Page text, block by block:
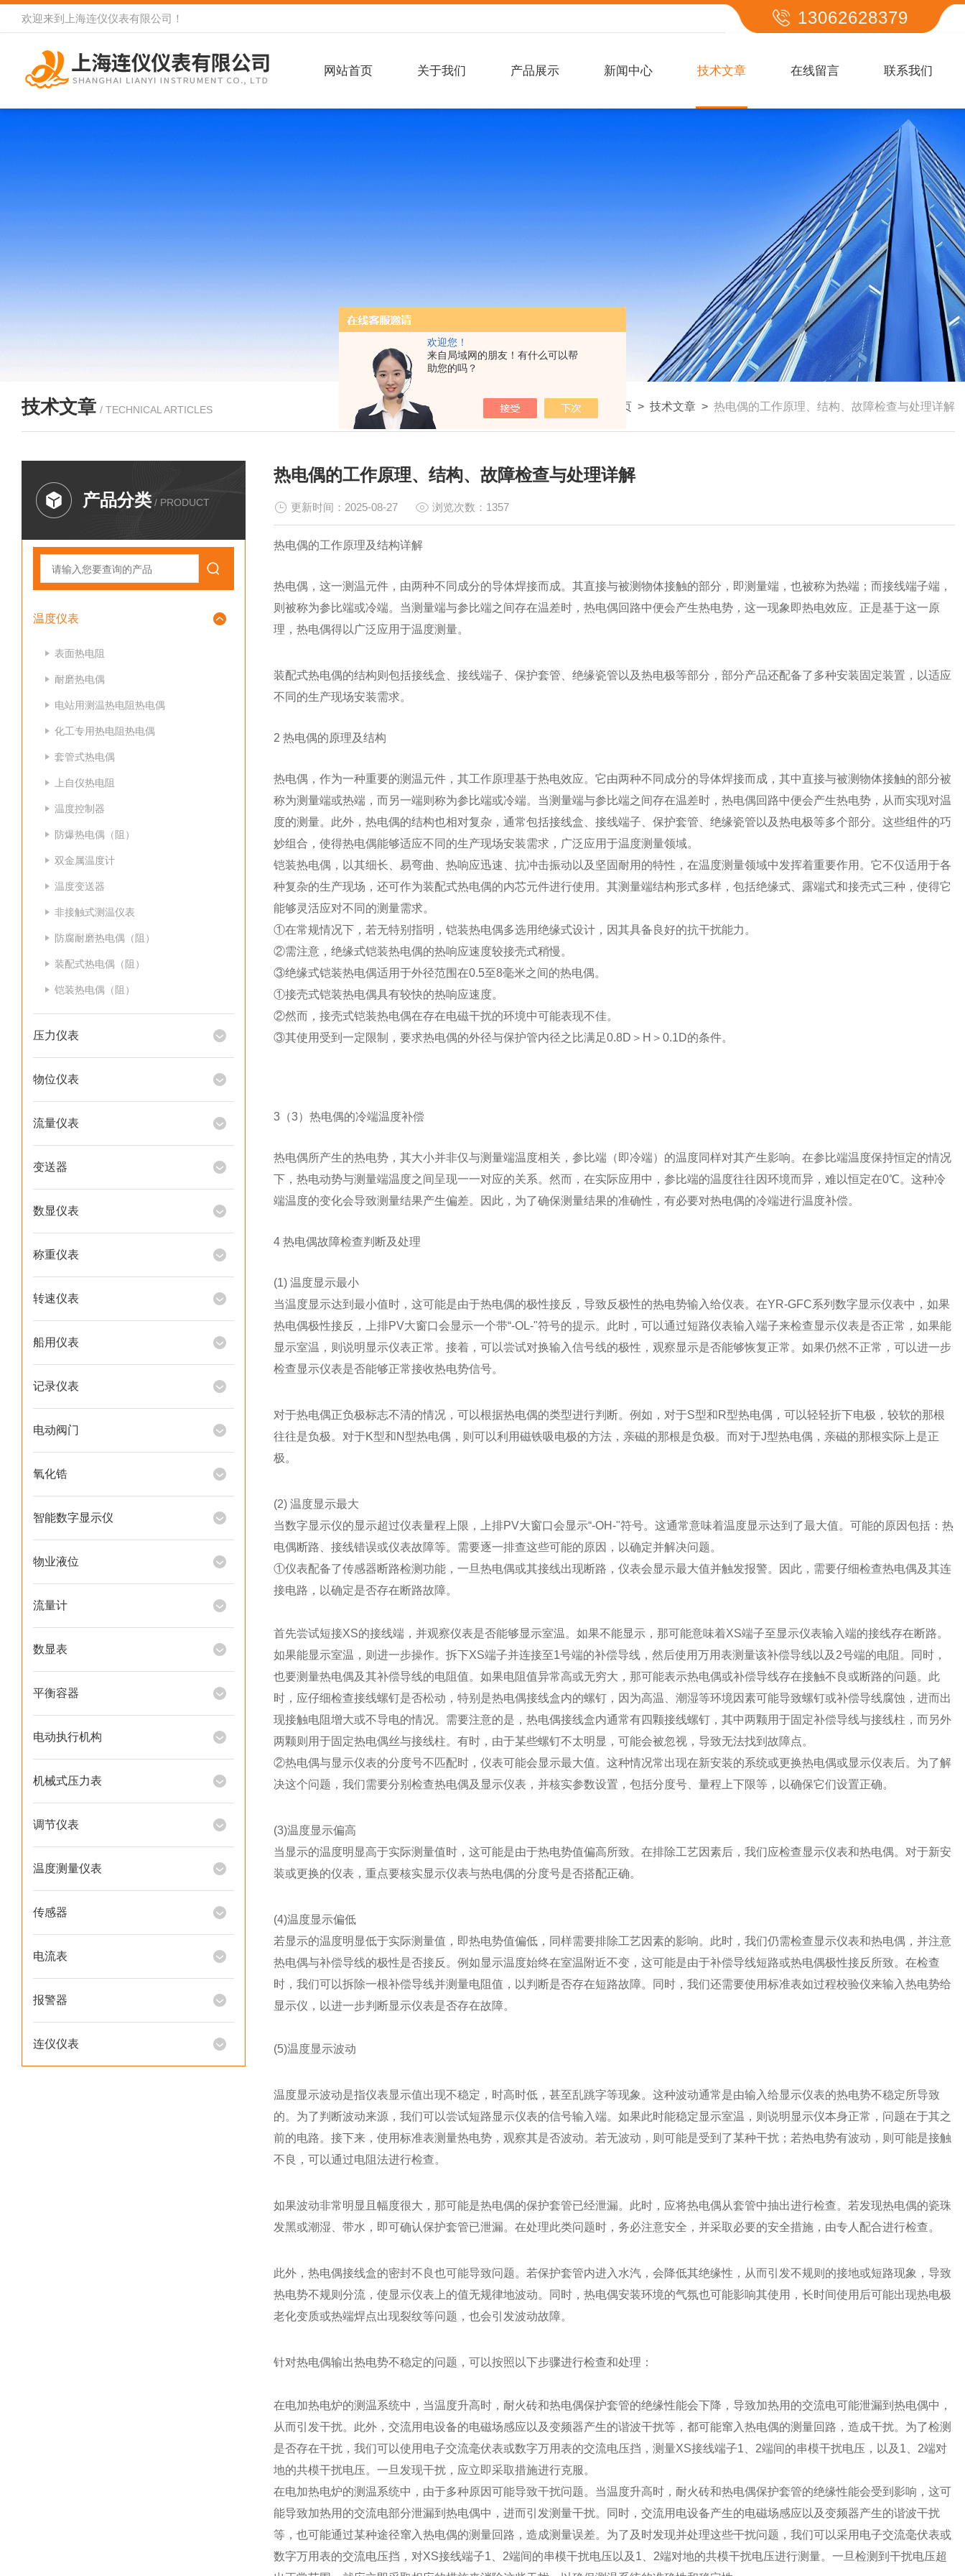
欢迎您！
来自局域网的朋友！有什么可以帮
助您的吗？
欢迎来到 上海连仪仪表有限公司 ！ 13062628379
网站首页 关于我们 产品展示 新闻中心 技术文章 在线留言 联系我们
技术文章 / TECHNICAL ARTICLES 我的位置： 首页 > 技术文章 > 热电偶的工作原理、结构、故障检查与处理详解
产品分类 / PRODUCT
温度仪表
表面热电阻
耐磨热电偶
电站用测温热电阻热电偶
化工专用热电阻热电偶
套管式热电偶
上自仪热电阻
温度控制器
防爆热电偶（阻）
双金属温度计
温度变送器
非接触式测温仪表
防腐耐磨热电偶（阻）
装配式热电偶（阻）
铠装热电偶（阻）
压力仪表
物位仪表
流量仪表
变送器
数显仪表
称重仪表
转速仪表
船用仪表
记录仪表
电动阀门
氧化锆
智能数字显示仪
物业液位
流量计
数显表
平衡容器
电动执行机构
机械式压力表
调节仪表
温度测量仪表
传感器
电流表
报警器
连仪仪表
热电偶的工作原理、结构、故障检查与处理详解
更新时间：2025-08-27 浏览次数：1357
热电偶的工作原理及结构详解
热电偶，这一测温元件，由两种不同成分的导体焊接而成。其直接与被测物体接触的部分，即测量端，也被称为热端；而接线端子端，
则被称为参比端或冷端。当测量端与参比端之间存在温差时，热电偶回路中便会产生热电势，这一现象即热电效应。正是基于这一原
理，热电偶得以广泛应用于温度测量。
装配式热电偶的结构则包括接线盒、接线端子、保护套管、绝缘瓷管以及热电极等部分，部分产品还配备了多种安装固定装置，以适应
不同的生产现场安装需求。
2 热电偶的原理及结构
热电偶，作为一种重要的测温元件，其工作原理基于热电效应。它由两种不同成分的导体焊接而成，其中直接与被测物体接触的部分被
称为测量端或热端，而另一端则称为参比端或冷端。当测量端与参比端之间存在温差时，热电偶回路中便会产生热电势，从而实现对温
度的测量。此外，热电偶的结构也相对复杂，通常包括接线盒、接线端子、保护套管、绝缘瓷管以及热电极等多个部分。这些组件的巧
妙组合，使得热电偶能够适应不同的生产现场安装需求，广泛应用于温度测量领域。
铠装热电偶，以其细长、易弯曲、热响应迅速、抗冲击振动以及坚固耐用的特性，在温度测量领域中发挥着重要作用。它不仅适用于各
种复杂的生产现场，还可作为装配式热电偶的内芯元件进行使用。其测量端结构形式多样，包括绝缘式、露端式和接壳式三种，使得它
能够灵活应对不同的测量需求。
①在常规情况下，若无特别指明，铠装热电偶多选用绝缘式设计，因其具备良好的抗干扰能力。
②需注意，绝缘式铠装热电偶的热响应速度较接壳式稍慢。
③绝缘式铠装热电偶适用于外径范围在0.5至8毫米之间的热电偶。
①接壳式铠装热电偶具有较快的热响应速度。
②然而，接壳式铠装热电偶在存在电磁干扰的环境中可能表现不佳。
③其使用受到一定限制，要求热电偶的外径与保护管内径之比满足0.8D＞H＞0.1D的条件。
3（3）热电偶的冷端温度补偿
热电偶所产生的热电势，其大小并非仅与测量端温度相关，参比端（即冷端）的温度同样对其产生影响。在参比端温度保持恒定的情况
下，热电动势与测量端温度之间呈现一一对应的关系。然而，在实际应用中，参比端的温度往往因环境而异，难以恒定在0℃。这种冷
端温度的变化会导致测量结果产生偏差。因此，为了确保测量结果的准确性，有必要对热电偶的冷端进行温度补偿。
4 热电偶故障检查判断及处理
(1) 温度显示最小
当温度显示达到最小值时，这可能是由于热电偶的极性接反，导致反极性的热电势输入给仪表。在YR-GFC系列数字显示仪表中，如果
热电偶极性接反，上排PV大窗口会显示一个带“-OL-"符号的提示。此时，可以通过短路仪表输入端子来检查显示仪表是否正常，如果能
显示室温，则说明显示仪表正常。接着，可以尝试对换输入信号线的极性，观察显示是否能够恢复正常。如果仍然不正常，可以进一步
检查显示仪表是否能够正常接收热电势信号。
对于热电偶正负极标志不清的情况，可以根据热电偶的类型进行判断。例如，对于S型和R型热电偶，可以轻轻折下电极，较软的那根
往往是负极。对于K型和N型热电偶，则可以利用磁铁吸电极的方法，亲磁的那根是负极。而对于J型热电偶，亲磁的那根实际上是正
极。
(2) 温度显示最大
当数字显示仪的显示超过仪表量程上限，上排PV大窗口会显示“-OH-"符号。这通常意味着温度显示达到了最大值。可能的原因包括：热
电偶断路、接线错误或仪表故障等。需要逐一排查这些可能的原因，以确定并解决问题。
①仪表配备了传感器断路检测功能，一旦热电偶或其接线出现断路，仪表会显示最大值并触发报警。因此，需要仔细检查热电偶及其连
接电路，以确定是否存在断路故障。
首先尝试短接XS的接线端，并观察仪表是否能够显示室温。如果不能显示，那可能意味着XS端子至显示仪表输入端的接线存在断路。
如果能显示室温，则进一步操作。拆下XS端子并连接至1号端的补偿导线，然后使用万用表测量该补偿导线以及2号端的电阻。同时，
也要测量热电偶及其补偿导线的电阻值。如果电阻值异常高或无穷大，那可能表示热电偶或补偿导线存在接触不良或断路的问题。此
时，应仔细检查接线螺钉是否松动，特别是热电偶接线盒内的螺钉，因为高温、潮湿等环境因素可能导致螺钉或补偿导线腐蚀，进而出
现接触电阻增大或不导电的情况。需要注意的是，热电偶接线盒内通常有四颗接线螺钉，其中两颗用于固定补偿导线与接线柱，而另外
两颗则用于固定热电偶丝与接线柱。有时，由于某些螺钉不太明显，可能会被忽视，导致无法找到故障点。
②热电偶与显示仪表的分度号不匹配时，仪表可能会显示最大值。这种情况常出现在新安装的系统或更换热电偶或显示仪表后。为了解
决这个问题，我们需要分别检查热电偶及显示仪表，并核实参数设置，包括分度号、量程上下限等，以确保它们设置正确。
(3)温度显示偏高
当显示的温度明显高于实际测量值时，这可能是由于热电势值偏高所致。在排除工艺因素后，我们应检查显示仪表和热电偶。对于新安
装或更换的仪表，重点要核实显示仪表与热电偶的分度号是否搭配正确。
(4)温度显示偏低
若显示的温度明显低于实际测量值，即热电势值偏低，同样需要排除工艺因素的影响。此时，我们仍需检查显示仪表和热电偶，并注意
热电偶与补偿导线的极性是否接反。例如显示温度始终在室温附近不变，这可能是由于补偿导线短路或热电偶极性接反所致。在检查
时，我们可以拆除一根补偿导线并测量电阻值，以判断是否存在短路故障。同时，我们还需要使用标准表如过程校验仪来输入热电势给
显示仪，以进一步判断显示仪表是否存在故障。
(5)温度显示波动
温度显示波动是指仪表显示值出现不稳定，时高时低，甚至乱跳字等现象。这种波动通常是由输入给显示仪表的热电势不稳定所导致
的。为了判断波动来源，我们可以尝试短路显示仪表的信号输入端。如果此时能稳定显示室温，则说明显示仪本身正常，问题在于其之
前的电路。接下来，使用标准表测量热电势，观察其是否波动。若无波动，则可能是受到了某种干扰；若热电势有波动，则可能是接触
不良，可以通过电阻法进行检查。
如果波动非常明显且幅度很大，那可能是热电偶的保护套管已经泄漏。此时，应将热电偶从套管中抽出进行检查。若发现热电偶的瓷珠
发黑或潮湿、带水，即可确认保护套管已泄漏。在处理此类问题时，务必注意安全，并采取必要的安全措施，由专人配合进行检查。
此外，热电偶接线盒的密封不良也可能导致问题。若保护套管内进入水汽，会降低其绝缘性，从而引发不规则的接地或短路现象，导致
热电势不规则分流，使显示仪表上的值无规律地波动。同时，热电偶安装环境的气氛也可能影响其使用，长时间使用后可能出现热电极
老化变质或热端焊点出现裂纹等问题，也会引发波动故障。
针对热电偶输出热电势不稳定的问题，可以按照以下步骤进行检查和处理：
在电加热电炉的测温系统中，当温度升高时，耐火砖和热电偶保护套管的绝缘性能会下降，导致加热用的交流电可能泄漏到热电偶中，
从而引发干扰。此外，交流用电设备的电磁场感应以及变频器产生的谐波干扰等，都可能窜入热电偶的测量回路，造成干扰。为了检测
是否存在干扰，我们可以使用电子交流毫伏表或数字万用表的交流电压挡，测量XS接线端子1、2端间的串模干扰电压，以及1、2端对
地的共模干扰电压。一旦发现干扰，应立即采取措施进行克服。
在电加热电炉的测温系统中，由于多种原因可能导致干扰问题。当温度升高时，耐火砖和热电偶保护套管的绝缘性能会受到影响，这可
能导致加热用的交流电部分泄漏到热电偶中，进而引发测量干扰。同时，交流用电设备产生的电磁场感应以及变频器产生的谐波干扰
等，也可能通过某种途径窜入热电偶的测量回路，造成测量误差。为了及时发现并处理这些干扰问题，我们可以采用电子交流毫伏表或
数字万用表的交流电压挡，对XS接线端子1、2端间的串模干扰电压以及1、2端对地的共模干扰电压进行测量。一旦检测到干扰电压超